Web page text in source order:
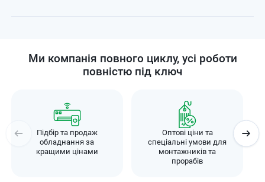
Ми компанія повного циклу, усі роботи
повністю під ключ
Підбір та продаж
обладнання за
кращими цінами
Оптові ціни та
спеціальні умови для
монтажників та
прорабів